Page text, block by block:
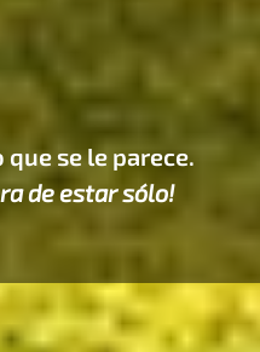
se le parece.
de estar sólo!